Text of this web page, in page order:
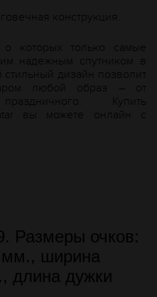
конструкция.
о которых только самые
надежным спутником в
дизайн позволит
любой образ – от
Купить
вы можете онлайн с
Размеры очков:
мм., ширина
длина дужки